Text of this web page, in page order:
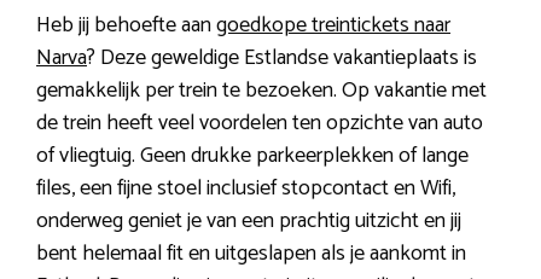
Heb jij behoefte aangoedkope treintickets naar
Narva? Deze geweldige Estlandse vakantieplaats is
gemakkelijk per trein te bezoeken. Op vakantie met
de trein heeft veel voordelen ten opzichte van auto
of vliegtuig. Geen drukke parkeerplekken of lange
files, een fijne stoel inclusief stopcontact en Wifi,
onderweg geniet je van een prachtig uitzicht en jij
bent helemaal fit en uitgeslapen als je aankomt in